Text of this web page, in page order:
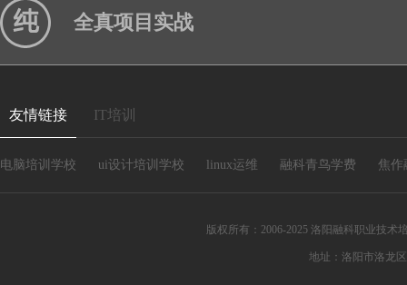
全真项目实战
友情链接 IT培训
电脑培训学校 ui设计培训学校 linux运维 融科青鸟学费 焦作
版权所有：2006-2025 洛阳融科职业技术
地址：洛阳市洛龙